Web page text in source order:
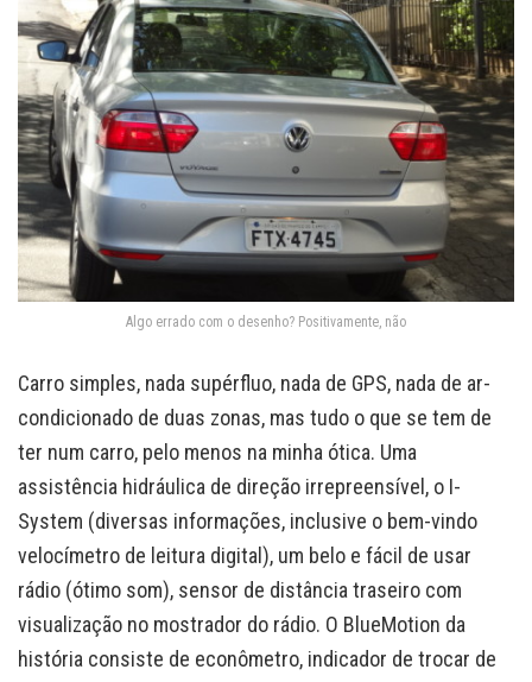
Algo errado com o desenho? Positivamente, não
Carro simples, nada supérfluo, nada de GPS, nada de ar-
condicionado de duas zonas, mas tudo o que se tem de
ter num carro, pelo menos na minha ótica. Uma
assistência hidráulica de direção irrepreensível, o I-
System (diversas informações, inclusive o bem-vindo
velocímetro de leitura digital), um belo e fácil de usar
rádio (ótimo som), sensor de distância traseiro com
visualização no mostrador do rádio. O BlueMotion da
história consiste de econômetro, indicador de trocar de